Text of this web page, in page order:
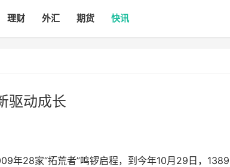
理财 外汇 期货 快讯
驱动成长
28家“拓荒者”鸣锣启程，到今年10月29日，